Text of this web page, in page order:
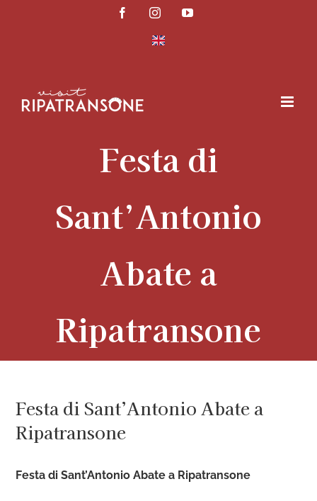
FacebookInstagramYouTube
Festa di
Sant’Antonio
Abate a
Ripatransone
Festa di Sant’Antonio Abate a
Ripatransone
Festa di Sant’Antonio Abate a Ripatransone